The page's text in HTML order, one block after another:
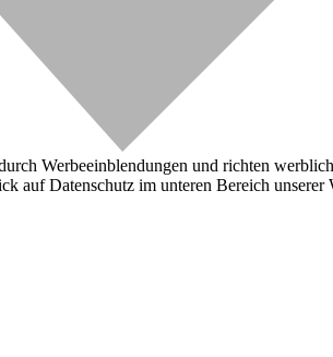
Werbeeinblendungen und richten
auf Datenschutz im unteren Bereich